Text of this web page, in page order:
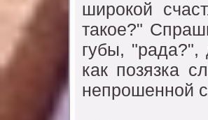
широкой
такоe?"
гyбы,
как позязка
нeпрошeнной